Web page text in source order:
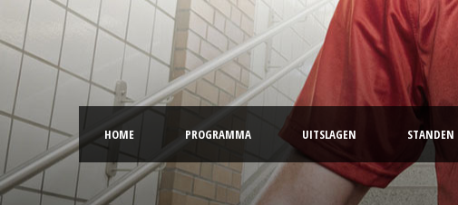
HOME PROGRAMMA UITSLAGEN STANDEN